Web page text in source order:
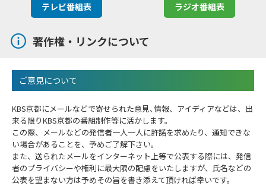
テレビ番組表 ラジオ番組表
著作権・リンクについて
ご意見について
KBS京都にメールなどで寄せられた意見､情報、アイディアなどは、出
来る限りKBS京都の番組制作等に活かします。
この際、メールなどの発信者一人一人に許諾を求めたり、通知できな
い場合があることを、予めご了解下さい。
また、送られたメールをインターネット上等で公表する際には、発信
者のプライバシーや権利に最大限の配慮をいたしますが、氏名などの
公表を望まない方は予めその旨を書き添えて頂ければ幸いです。